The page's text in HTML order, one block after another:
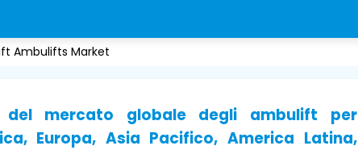
Ambulifts Market
del mercato globale degli ambulift per
Europa, Asia Pacifico, America Latina,